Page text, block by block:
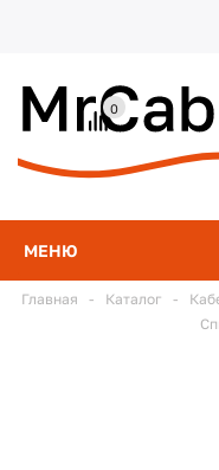
МЕНЮ
0
Главная - Каталог -